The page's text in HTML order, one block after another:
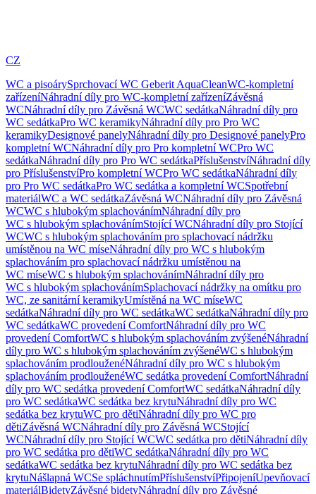
CZ
WC a pisoárySprchovací WC Geberit AquaCleanWC-kompletní
zařízeníNáhradní díly pro WC-kompletní zařízeníZávěsná
WCNáhradní díly pro Závěsná WCWC sedátkaNáhradní díly pro
WC sedátkaPro WC keramikyNáhradní díly pro Pro WC
keramikyDesignové panelyNáhradní díly pro Designové panelyPro
kompletní WCNáhradní díly pro Pro kompletní WCPro WC
sedátkaNáhradní díly pro Pro WC sedátkaPříslušenstvíNáhradní díly
pro PříslušenstvíPro kompletní WCPro WC sedátkaNáhradní díly
pro Pro WC sedátkaPro WC sedátka a kompletní WCSpotřební
materiálWC a WC sedátkaZávěsná WCNáhradní díly pro Závěsná
WCWC s hlubokým splachovánímNáhradní díly pro
WC s hlubokým splachovánímStojící WCNáhradní díly pro Stojící
WCWC s hlubokým splachováním pro splachovací nádržku
umístěnou na WC míseNáhradní díly pro WC s hlubokým
splachováním pro splachovací nádržku umístěnou na
WC míseWC s hlubokým splachovánímNáhradní díly pro
WC s hlubokým splachovánímSplachovací nádržky na omítku pro
WC, ze sanitární keramikyUmístěná na WC míseWC
sedátkaNáhradní díly pro WC sedátkaWC sedátkaNáhradní díly pro
WC sedátkaWC provedení ComfortNáhradní díly pro WC
provedení ComfortWC s hlubokým splachováním zvýšenéNáhradní
díly pro WC s hlubokým splachováním zvýšenéWC s hlubokým
splachováním prodlouženéNáhradní díly pro WC s hlubokým
splachováním prodlouženéWC sedátka provedení ComfortNáhradní
díly pro WC sedátka provedení ComfortWC sedátkaNáhradní díly
pro WC sedátkaWC sedátka bez krytuNáhradní díly pro WC
sedátka bez krytuWC pro dětiNáhradní díly pro WC pro
dětiZávěsná WCNáhradní díly pro Závěsná WCStojící
WCNáhradní díly pro Stojící WCWC sedátka pro dětiNáhradní díly
pro WC sedátka pro dětiWC sedátkaNáhradní díly pro WC
sedátkaWC sedátka bez krytuNáhradní díly pro WC sedátka bez
krytuNášlapná WCSe spláchnutímPříslušenstvíPřipojeníUpevňovací
materiálBidetyZávěsné bidetyNáhradní díly pro Závěsné